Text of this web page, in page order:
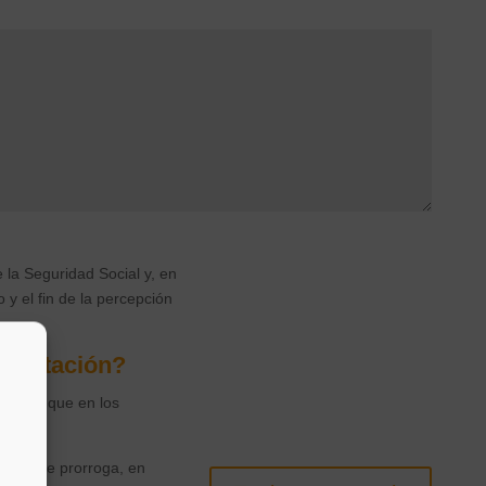
Seguridad Social y, en
y el fin de la percepción
que en los
si se prorroga, en